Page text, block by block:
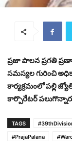
ప్రజా పాలన ప్రగతి
సమస్యల గురించి
కార్యక్రమంలో పల్లి
కార్పొరేటర్
TAGS
#PrajaPalana